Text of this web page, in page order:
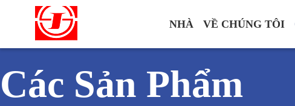
NHÀ VỀ CHÚNG TÔI
Các Sản Phẩm